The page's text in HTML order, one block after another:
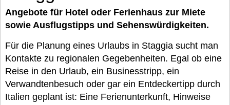
Angebote für Hotel oder Ferienhaus zur Miete
sowie Ausflugstipps und Sehenswürdigkeiten.
Für die Planung eines Urlaubs in Staggia sucht man
Kontakte zu regionalen Gegebenheiten. Egal ob eine
Reise in den Urlaub, ein Businesstripp, ein
Verwandtenbesuch oder gar ein Entdeckertipp durch
Italien geplant ist: Eine Ferienunterkunft, Hinweise